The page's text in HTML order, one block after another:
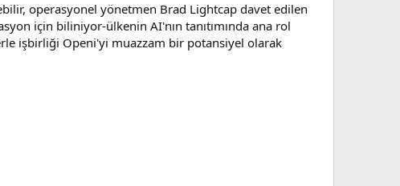
operasyonel yönetmen Brad Lightcap davet edilen
için biliniyor-ülkenin AI'nın tanıtımında ana rol
işbirliği Openi'yi muazzam bir potansiyel olarak